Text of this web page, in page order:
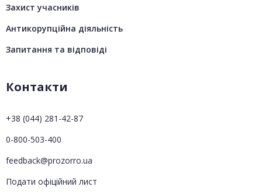
Захист учасників
Антикорупційна діяльність
Запитання та відповіді
Контакти
+38 (044) 281-42-87
0-800-503-400
feedback@prozorro.ua
Подати офіційний лист